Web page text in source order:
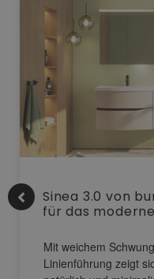
Sinea 3.0 von
für das
Mit weichem
Linienführung zeigt